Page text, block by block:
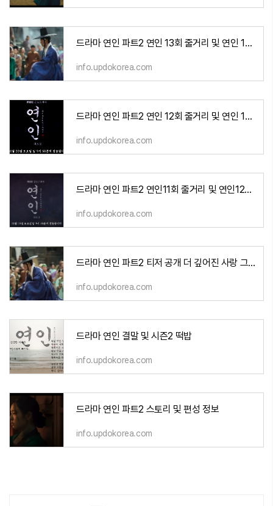
드라마 연인 파트2 연인 13회 줄거리 및 연인 14회 예고
info.updokorea.com
드라마 연인 파트2 연인 12회 줄거리 및 연인 13회 예고
info.updokorea.com
드라마 연인 파트2 연인11회 줄거리 및 연인12회 예고
info.updokorea.com
드라마 연인 파트2 티저 공개 더 깊어진 사랑 그리고 새드엔딩
info.updokorea.com
드라마 연인 결말 및 시즌2 떡밥
info.updokorea.com
드라마 연인 파트2 스토리 및 편성 정보
info.updokorea.com